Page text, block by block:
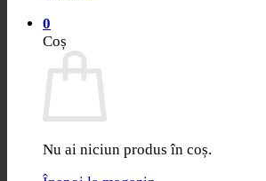
0
Coș
Nu ai niciun produs în coș.